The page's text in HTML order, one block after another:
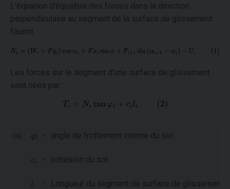
L'équation d'équilibre des forces dans la direction
perpendiculaire au segment de la surface de glissement
fournit :
Les forces sur le segment d'une surface de glissement
sont liées par :
où : φ - angle de frottement interne du sol
c i - cohésion du sol
l - Longueur du segment de surface de glissement